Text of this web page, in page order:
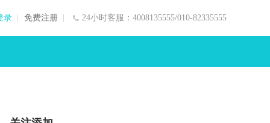
24小时客服：4008135555/010-82335555
录 免费注册